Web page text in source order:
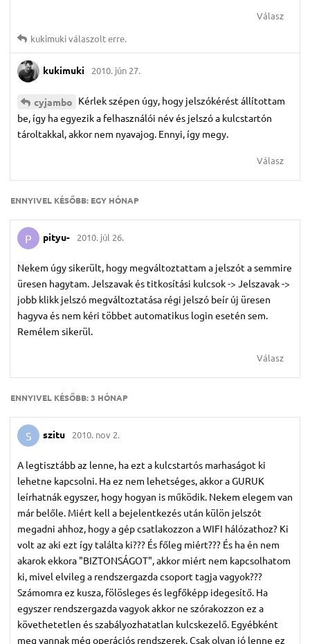
Válasz
kukimukiválaszolt erre.
kukimuki 2010. jún 27.
cyjambo Kérlek szépen úgy, hogy jelszókérést állítottam
be, így ha egyezik a felhasználói név és jelszó a kulcstartón
tároltakkal, akkor nem nyavajog. Ennyi, így megy.
Válasz
ENNYIVEL KÉSŐBB: EGY HÓNAP
P pityu- 2010. júl 26.
Nekem úgy sikerült, hogy megváltoztattam a jelszót a semmire
üresen hagytam. Jelszavak és titkosítási kulcsok -> Jelszavak ->
jobb klikk jelszó megváltoztatása régi jelszó beír új üresen
hagyva és nem kéri többet automatikus login esetén sem.
Remélem sikerül.
Válasz
ENNYIVEL KÉSŐBB:3 HÓNAP
S szitu 2010. nov 2.
A legtisztább az lenne, ha ezt a kulcstartós marhaságot ki
lehetne kapcsolni. Ha ez nem lehetséges, akkor a GURUK
leírhatnák egyszer, hogy hogyan is működik. Nekem elegem van
már belőle. Miért kell a bejelentkezés után külön jelszót
megadni ahhoz, hogy a gép csatlakozzon a WIFI hálózathoz? Ki
volt az aki ezt így találta ki??? És főleg miért??? És ha én nem
akarok ekkora "BIZTONSÁGOT", akkor miért nem kapcsolhatom
ki, mivel elvileg a rendszergazda csoport tagja vagyok???
Számomra ez kusza, fölösleges és legfőképp idegesítő. Ha
egyszer rendszergazda vagyok akkor ne szórakozzon ez a
követhetetlen és szabályozhatatlan kulcskezelő. Egyébként
meg vannak még operációs rendszerek. Csak olyan jó lenne ez